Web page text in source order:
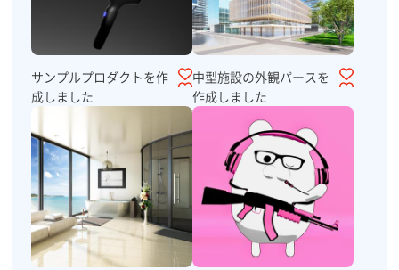
サンプルプロダクトを作
成しました
中型施設の外観パースを
作成しました